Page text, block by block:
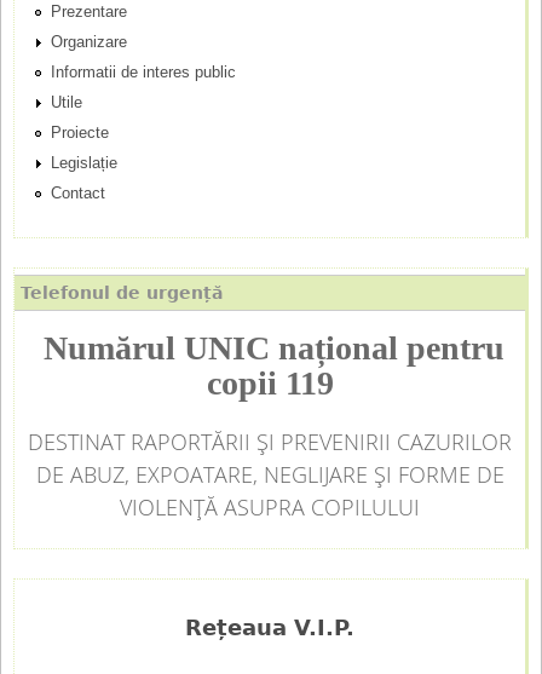
c
i
p
a
l
Prezentare
Organizare
Informatii de interes public
Utile
Proiecte
Legislație
Contact
Telefonul de urgență
Numărul UNIC național pentru
copii 119
DESTINAT RAPORTĂRII ȘI PREVENIRII CAZURILOR
DE ABUZ, EXPOATARE, NEGLIJARE ȘI FORME DE
VIOLENȚĂ ASUPRA COPILULUI
Rețeaua V.I.P.